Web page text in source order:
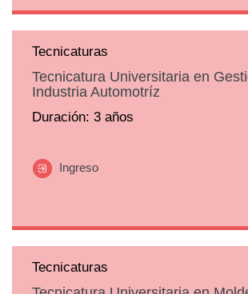
Tecnicaturas
Tecnicatura Universitaria en
Industria Automotríz
Duración: 3 años
Ingreso
Tecnicaturas